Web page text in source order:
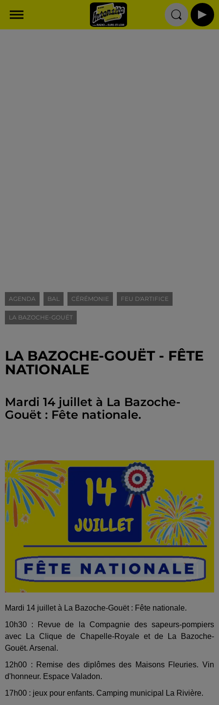
AGENDA BAL CÉRÉMONIE FEU D'ARTIFICE
LA BAZOCHE-GOUËT
LA BAZOCHE-GOUËT - FÊTE
NATIONALE
Mardi 14 juillet à La Bazoche-
Gouët : Fête nationale.
Mardi 14 juillet à La Bazoche-Gouët : Fête nationale.
10h30 : Revue de la Compagnie des sapeurs-pompiers
avec La Clique de Chapelle-Royale et de La Bazoche-
Gouët. Arsenal.
12h00 : Remise des diplômes des Maisons Fleuries. Vin
d'honneur. Espace Valadon.
17h00 : jeux pour enfants. Camping municipal La Rivière.